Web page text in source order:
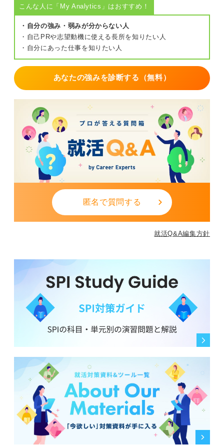
こんな人に「My Analytics」はおすすめ！
・自分の強み・弱みが分からない人
・自己PRや志望動機に使える長所を知りたい人
・自分にあった仕事を知りたい人
あなたの強みを診断する（無料）
匿名で質問する
就活Q&A編集方針